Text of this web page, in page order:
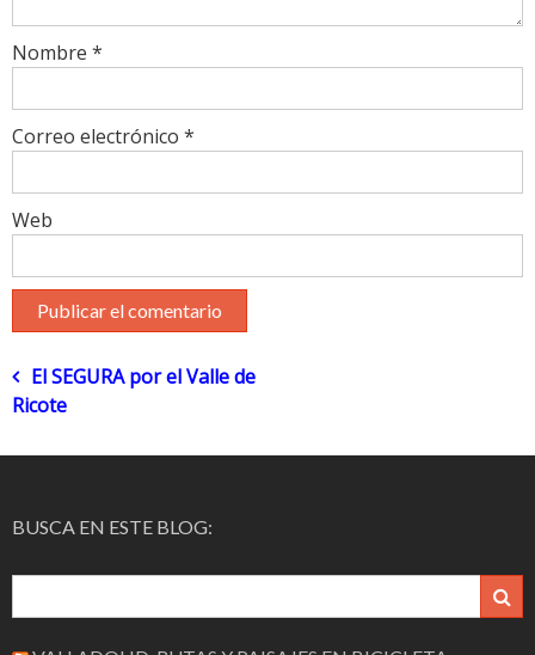
Nombre *
Correo electrónico *
Web
Navegación
El SEGURA por el Valle de
Ricote
BUSCA EN ESTE BLOG: